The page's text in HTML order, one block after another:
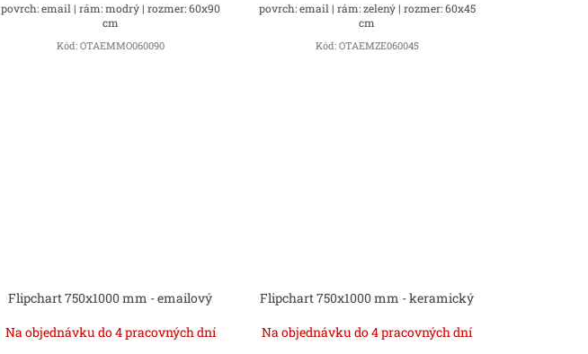
povrch: email | rám: modrý | rozmer: 60x90
cm
Kód: OTAEMMO060090
povrch: email | rám: zelený | rozmer: 60x45
cm
Kód: OTAEMZE060045
Flipchart 750x1000 mm - emailový
Na objednávku do 4 pracovných dní
Flipchart 750x1000 mm - keramický
Na objednávku do 4 pracovných dní